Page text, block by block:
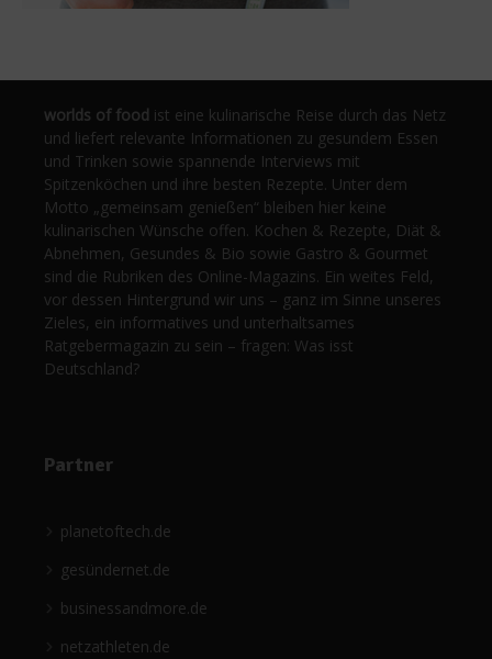
worlds of food ist eine kulinarische Reise durch das Netz
und liefert relevante Informationen zu gesundem Essen
und Trinken sowie spannende Interviews mit
Spitzenköchen und ihre besten Rezepte. Unter dem
Motto „gemeinsam genießen“ bleiben hier keine
kulinarischen Wünsche offen. Kochen & Rezepte, Diät &
Abnehmen, Gesundes & Bio sowie Gastro & Gourmet
sind die Rubriken des Online-Magazins. Ein weites Feld,
vor dessen Hintergrund wir uns – ganz im Sinne unseres
Zieles, ein informatives und unterhaltsames
Ratgebermagazin zu sein – fragen: Was isst
Deutschland?
Partner
planetoftech.de
gesündernet.de
businessandmore.de
netzathleten.de